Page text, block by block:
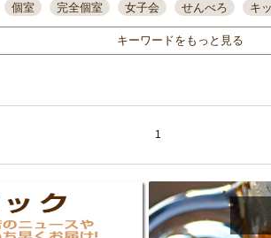
個室 完全個室 女子会 せんべろ キ
一人飲み 誕生日 大人数
コスパ最高 肉料理 模合 インスタ映え
焼鳥 忘年会コース レモンサワー 観
4000円台コース
デリバリー 寿司 クリ
前駅周辺 旭橋駅周辺 沖縄
海ぶどう 民謡・生演奏 気
キーワードをもっと見る
1